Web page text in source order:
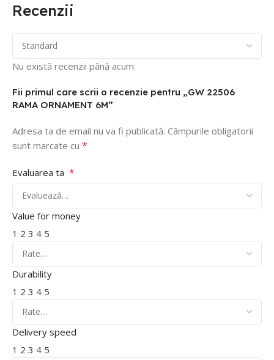
Recenzii
Nu există recenzii până acum.
Fii primul care scrii o recenzie pentru „GW 22506
RAMA ORNAMENT 6M”
Adresa ta de email nu va fi publicată. Câmpurile obligatorii
sunt marcate cu *
Evaluarea ta *
Value for money
1 2 3 4 5
Durability
1 2 3 4 5
Delivery speed
1 2 3 4 5